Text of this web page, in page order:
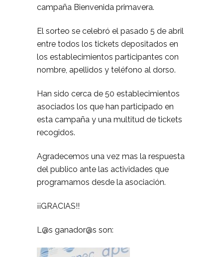
campaña Bienvenida primavera.
El sorteo se celebró el pasado 5 de abril
entre todos los tickets depositados en
los establecimientos participantes con
nombre, apellidos y teléfono al dorso.
Han sido cerca de 50 establecimientos
asociados los que han participado en
esta campaña y una multitud de tickets
recogidos.
Agradecemos una vez mas la respuesta
del publico ante las actividades que
programamos desde la asociación.
¡¡GRACIAS!!
L@s ganador@s son: